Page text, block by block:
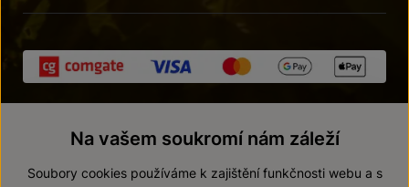
Na vašem soukromí nám záleží
Soubory cookies používáme k zajištění funkčnosti webu a s